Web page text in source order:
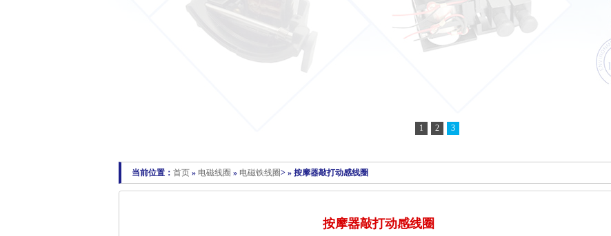
1 2 3
当前位置： 首页 » 电磁线圈 » 电磁铁线圈> » 按摩器敲打动感线圈
按摩器敲打动感线圈